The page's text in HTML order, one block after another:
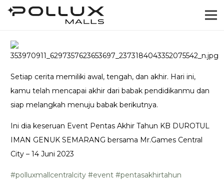
Setiap cerita memiliki awal, tengah, dan akhir. Hari ini,
kamu telah mencapai akhir dari babak pendidikanmu dan
siap melangkah menuju babak berikutnya.
Ini dia keseruan Event Pentas Akhir Tahun KB DUROTUL
IMAN GENUK SEMARANG bersama Mr.Games Central
City – 14 Juni 2023
#polluxmallcentralcity #event #pentasakhirtahun